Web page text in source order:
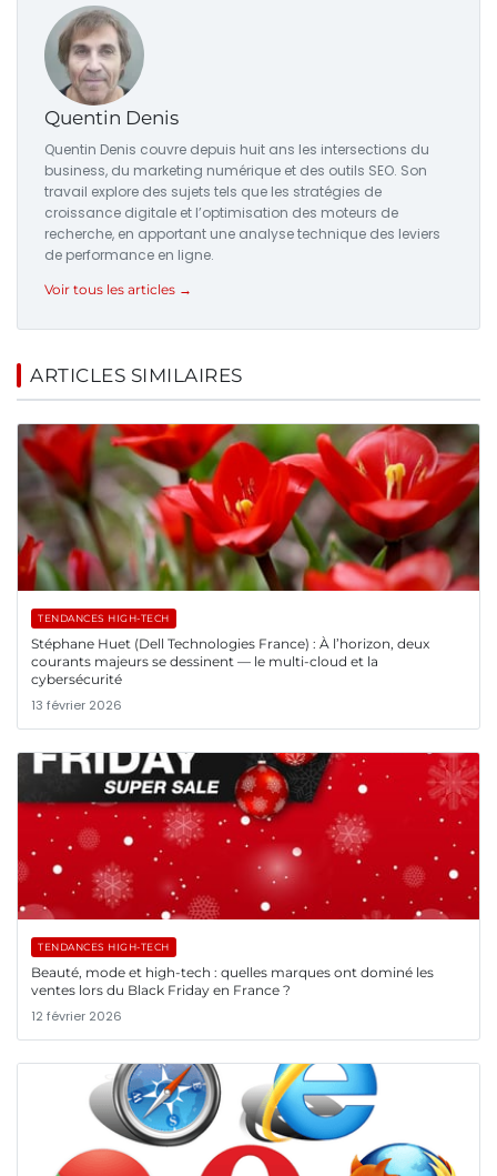
Quentin Denis
Quentin Denis couvre depuis huit ans les intersections du
business, du marketing numérique et des outils SEO. Son
travail explore des sujets tels que les stratégies de
croissance digitale et l’optimisation des moteurs de
recherche, en apportant une analyse technique des leviers
de performance en ligne.
Voir tous les articles →
ARTICLES SIMILAIRES
TENDANCES HIGH-TECH
Stéphane Huet (Dell Technologies France) : À l’horizon, deux
courants majeurs se dessinent — le multi-cloud et la
cybersécurité
13 février 2026
TENDANCES HIGH-TECH
Beauté, mode et high-tech : quelles marques ont dominé les
ventes lors du Black Friday en France ?
12 février 2026